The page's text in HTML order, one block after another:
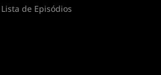
Lista de Episódios